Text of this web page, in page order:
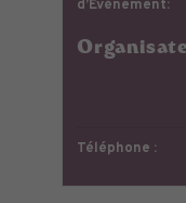
d’Évènement:
Téléphone :